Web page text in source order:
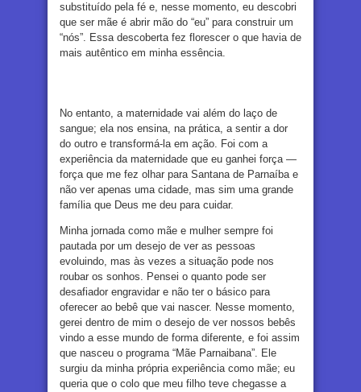
substituído pela fé e, nesse momento, eu descobri
que ser mãe é abrir mão do “eu” para construir um
“nós”. Essa descoberta fez florescer o que havia de
mais autêntico em minha essência.
No entanto, a maternidade vai além do laço de
sangue; ela nos ensina, na prática, a sentir a dor
do outro e transformá-la em ação. Foi com a
experiência da maternidade que eu ganhei força —
força que me fez olhar para Santana de Parnaíba e
não ver apenas uma cidade, mas sim uma grande
família que Deus me deu para cuidar.
Minha jornada como mãe e mulher sempre foi
pautada por um desejo de ver as pessoas
evoluindo, mas às vezes a situação pode nos
roubar os sonhos. Pensei o quanto pode ser
desafiador engravidar e não ter o básico para
oferecer ao bebê que vai nascer. Nesse momento,
gerei dentro de mim o desejo de ver nossos bebês
vindo a esse mundo de forma diferente, e foi assim
que nasceu o programa “Mãe Parnaibana”. Ele
surgiu da minha própria experiência como mãe; eu
queria que o colo que meu filho teve chegasse a